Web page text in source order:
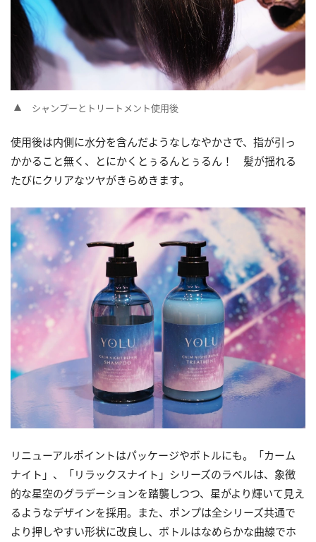
シャンプーとトリートメント使用後
使用後は内側に水分を含んだようなしなやかさで、指が引っ
かかること無く、とにかくとぅるんとぅるん！ 髪が揺れる
たびにクリアなツヤがきらめきます。
リニューアルポイントはパッケージやボトルにも。「カーム
ナイト」、「リラックスナイト」シリーズのラベルは、象徴
的な星空のグラデーションを踏襲しつつ、星がより輝いて見え
るようなデザインを採用。また、ポンプは全シリーズ共通で
より押しやすい形状に改良し、ボトルはなめらかな曲線でホ